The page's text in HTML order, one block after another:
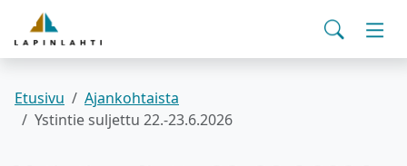
Siirry pääsisältöön
Yhteystiedot
Pohjois-Savon hyvinvointialue
Haku
Asuminen ja ympäristö
Varhaiskasvatus ja koulutus
Etusivu
Ajankohtaista
Ystintie suljettu 22.-23.6.2026